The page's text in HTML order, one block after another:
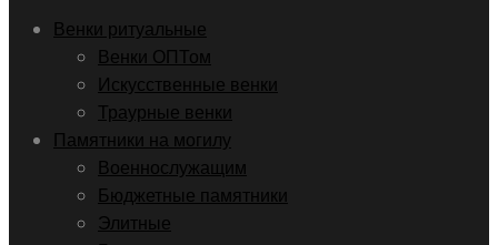
Венки ритуальные
Венки ОПТом
Искусственные венки
Траурные венки
Памятники на могилу
Военнослужащим
Бюджетные памятники
Элитные